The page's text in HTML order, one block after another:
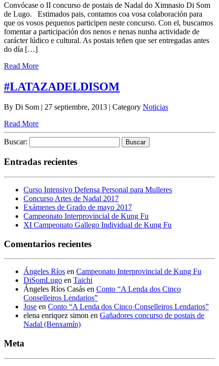
Convócase o II concurso de postais de Nadal do Ximnasio Di Som
de Lugo. Estimados pais, contamos coa vosa colaboración para
que os vosos pequenos participen neste concurso. Con el, buscamos
fomentar a participación dos nenos e nenas nunha actividade de
carácter lúdico e cultural. As postais teñen que ser entregadas antes
do día […]
Read More
#LATAZADELDISOM
By Di Som | 27 septiembre, 2013 | Category Noticias
Read More
Buscar:
Entradas recientes
Curso Intensivo Defensa Personal para Mulleres
Concurso Artes de Nadal 2017
Exámenes de Grado de mayo 2017
Campeonato Interprovincial de Kung Fu
XI Campeonato Gallego Individual de Kung Fu
Comentarios recientes
Ángeles Ríos en Campeonato Interprovincial de Kung Fu
DiSomLugo en Taichi
Ángeles Ríos Casás en Conto “A Lenda dos Cinco
Conselleiros Lendarios”
Jose en Conto “A Lenda dos Cinco Conselleiros Lendarios”
elena enriquez simon en Gañadores concurso de postais de
Nadal (Benxamín)
Meta